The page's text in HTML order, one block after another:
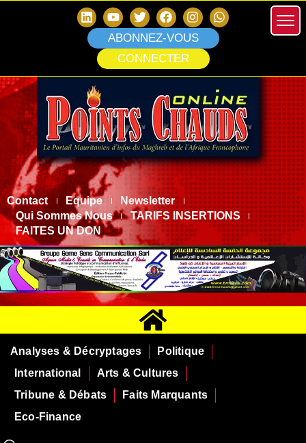
ABONNEZ-VOUS
CONNECTER
Contact Equipe
Newsletter
Qui Sommes Nous
TARIFS INSERTIONS
FAITES UN DON
Analyses & Décryptages
Politique
International
Arts & Cultures
Tribune & Débats
Faits Marquants
Eco-Finance